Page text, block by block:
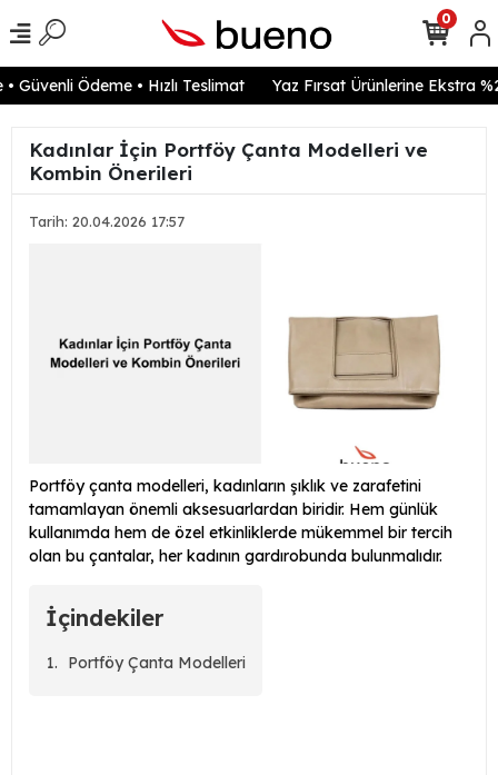
Ödeme • Hızlı Teslimat Yaz Fırsat Ürünlerine Ekstra
0
Kadınlar İçin Portföy Çanta Modelleri ve
Kombin Önerileri
Tarih: 20.04.2026 17:57
Portföy çanta modelleri, kadınların şıklık ve zarafetini
tamamlayan önemli aksesuarlardan biridir. Hem günlük
kullanımda hem de özel etkinliklerde mükemmel bir tercih
olan bu çantalar, her kadının gardırobunda bulunmalıdır.
İçindekiler
Portföy Çanta Modelleri